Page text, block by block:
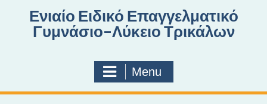
Ενιαίο Ειδικό Επαγγελματικό
Γυμνάσιο-Λύκειο Τρικάλων
Menu